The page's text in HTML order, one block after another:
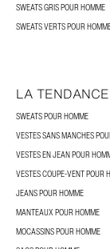
SWEATS GRIS POUR HOMME
SWEATS VERTS POUR
LA
SWEATS POUR HOMME
VESTES SANS MANCHES
VESTES EN JEAN POUR
VESTES COUPE-VENT POUR
JEANS POUR HOMME
MANTEAUX POUR HOMME
MOCASSINS POUR HOMME